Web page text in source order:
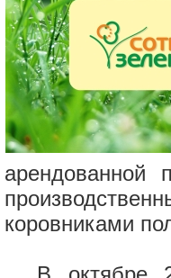
коровниками